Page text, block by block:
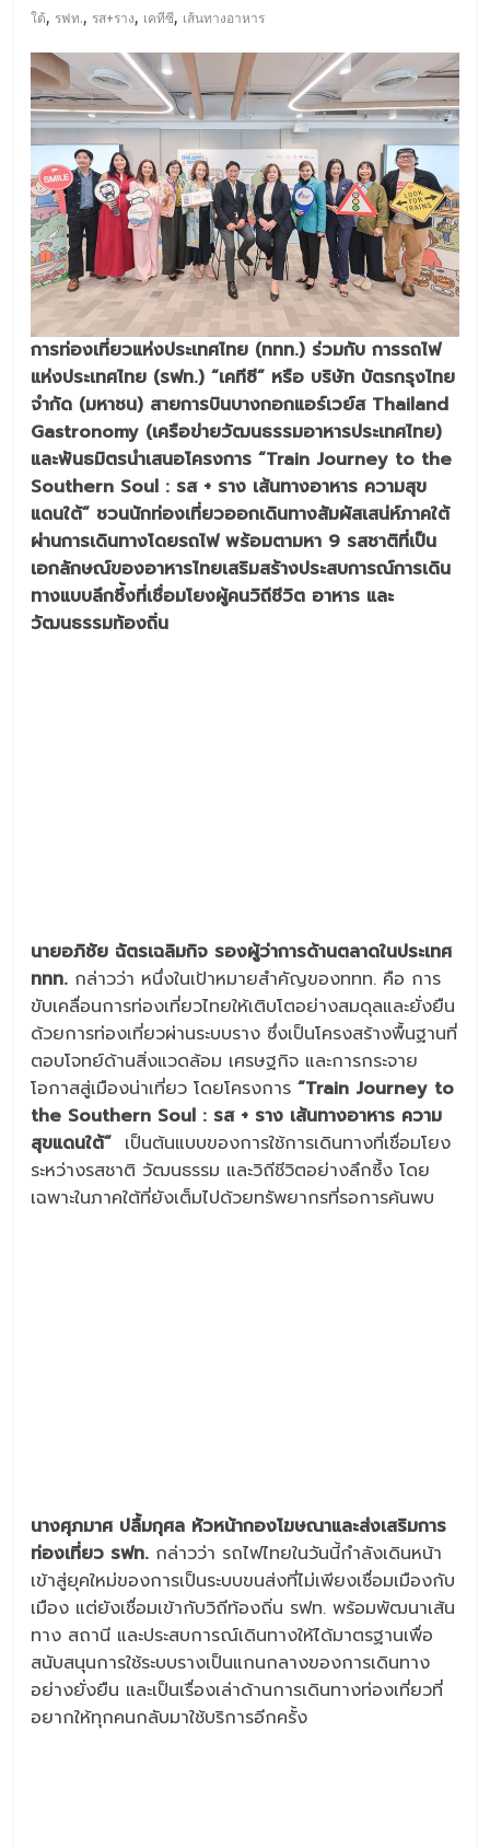
ใต้, รฟท., รส+ราง, เคทีซี, เส้นทางอาหาร
การท่องเที่ยวแห่งประเทศไทย (ททท.) ร่วมกับ การรถไฟ
แห่งประเทศไทย (รฟท.) “เคทีซี” หรือ บริษัท บัตรกรุงไทย
จำกัด (มหาชน) สายการบินบางกอกแอร์เวย์ส Thailand
Gastronomy (เครือข่ายวัฒนธรรมอาหารประเทศไทย)
และพันธมิตรนำเสนอโครงการ “Train Journey to the
Southern Soul : รส + ราง เส้นทางอาหาร ความสุข
แดนใต้” ชวนนักท่องเที่ยวออกเดินทางสัมผัสเสน่ห์ภาคใต้
ผ่านการเดินทางโดยรถไฟ พร้อมตามหา 9 รสชาติที่เป็น
เอกลักษณ์ของอาหารไทยเสริมสร้างประสบการณ์การเดิน
ทางแบบลึกซึ้งที่เชื่อมโยงผู้คนวิถีชีวิต อาหาร และ
วัฒนธรรมท้องถิ่น
นายอภิชัย ฉัตรเฉลิมกิจ รองผู้ว่าการด้านตลาดในประเทศ
ททท. กล่าวว่า หนึ่งในเป้าหมายสำคัญของททท. คือ การ
ขับเคลื่อนการท่องเที่ยวไทยให้เติบโตอย่างสมดุลและยั่งยืน
ด้วยการท่องเที่ยวผ่านระบบราง ซึ่งเป็นโครงสร้างพื้นฐานที่
ตอบโจทย์ด้านสิ่งแวดล้อม เศรษฐกิจ และการกระจาย
โอกาสสู่เมืองน่าเที่ยว โดยโครงการ“Train Journey to
the Southern Soul : รส + ราง เส้นทางอาหาร ความ
สุขแดนใต้” เป็นต้นแบบของการใช้การเดินทางที่เชื่อมโยง
ระหว่างรสชาติ วัฒนธรรม และวิถีชีวิตอย่างลึกซึ้ง โดย
เฉพาะในภาคใต้ที่ยังเต็มไปด้วยทรัพยากรที่รอการค้นพบ
นางศุภมาศ ปลื้มกุศล หัวหน้ากองโฆษณาและส่งเสริมการ
ท่องเที่ยว รฟท. กล่าวว่า รถไฟไทยในวันนี้กำลังเดินหน้า
เข้าสู่ยุคใหม่ของการเป็นระบบขนส่งที่ไม่เพียงเชื่อมเมืองกับ
เมือง แต่ยังเชื่อมเข้ากับวิถีท้องถิ่น รฟท. พร้อมพัฒนาเส้น
ทาง สถานี และประสบการณ์เดินทางให้ได้มาตรฐานเพื่อ
สนับสนุนการใช้ระบบรางเป็นแกนกลางของการเดินทาง
อย่างยั่งยืน และเป็นเรื่องเล่าด้านการเดินทางท่องเที่ยวที่
อยากให้ทุกคนกลับมาใช้บริการอีกครั้ง